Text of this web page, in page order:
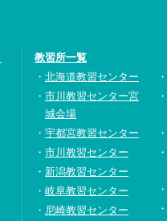
教習所一覧
北海道教習センター
市川教習センター宮
城会場
宇都宮教習センター
市川教習センター
新潟教習センター
岐阜教習センター
尼崎教習センター